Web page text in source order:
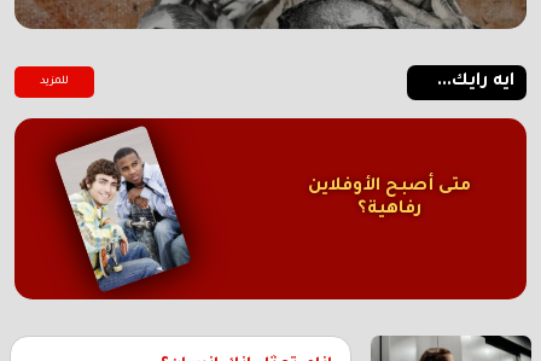
ايه رايك... للمزيد
متى أصبح الأوفلاين
رفاهية؟